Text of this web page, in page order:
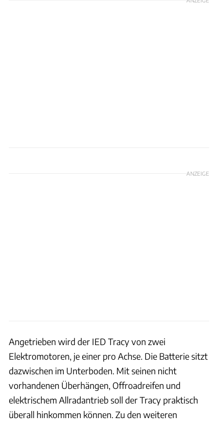
ANZEIGE
Angetrieben wird der IED Tracy von zwei
Elektromotoren, je einer pro Achse. Die Batterie sitzt
dazwischen im Unterboden. Mit seinen nicht
vorhandenen Überhängen, Offroadreifen und
elektrischem Allradantrieb soll der Tracy praktisch
überall hinkommen können. Zu den weiteren